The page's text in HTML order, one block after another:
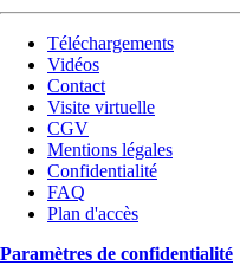
Téléchargements
Vidéos
Contact
Visite virtuelle
CGV
Mentions légales
Confidentialité
FAQ
Plan d'accès
Paramètres de confidentialité